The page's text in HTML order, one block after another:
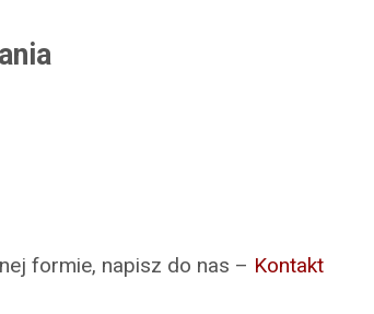
formie, napisz do nas – Kontakt